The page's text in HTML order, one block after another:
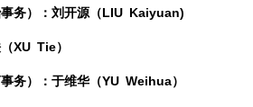
务）：刘开源（LIU Kaiyuan)
XU Tie）
务）：于维华（YU Weihua）